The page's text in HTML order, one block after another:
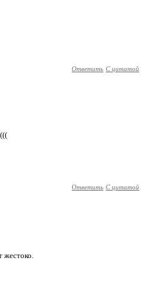
Ответить С цитатой
Ответить С цитатой
жестоко.